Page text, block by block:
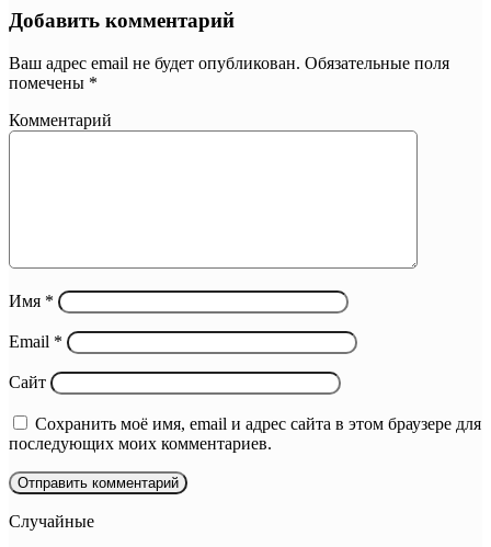
Добавить комментарий
Ваш адрес email не будет опубликован. Обязательные поля
помечены *
Комментарий
Имя *
Email *
Сайт
Сохранить моё имя, email и адрес сайта в этом браузере для
последующих моих комментариев.
Случайные